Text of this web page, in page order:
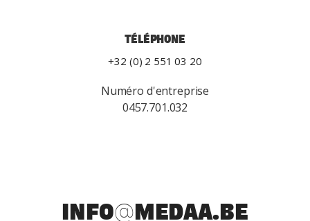
TÉLÉPHONE
+32 (0) 2 551 03 20
Numéro d'entreprise
0457.701.032
INFO@MEDAA.BE